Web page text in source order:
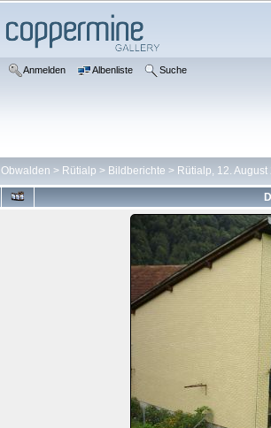
Anmelden Albenliste Suche
Obwalden > Rütialp > Bildberichte > Rütialp, 12. August